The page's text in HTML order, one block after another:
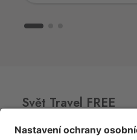
Svět Travel FREE
CLUBCARD